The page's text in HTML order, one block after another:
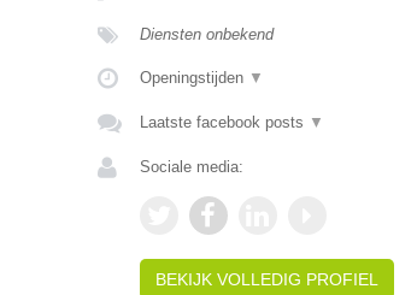
Diensten onbekend
Openingstijden ▼
Laatste facebook posts ▼
Sociale media:
BEKIJK VOLLEDIG PROFIEL